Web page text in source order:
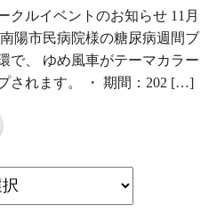
ルイベントのお知らせ 11月
陽市民病院様の糖尿病週間ブ
で、 ゆめ風車がテーマカラー
されます。 ・ 期間：202 […]